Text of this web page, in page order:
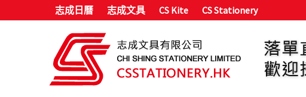
志成日曆 志成文具 CS Kite CS Stationery